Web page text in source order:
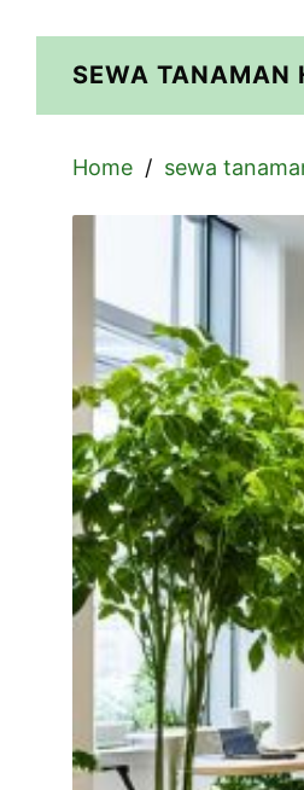
SEWA TANAMAN
Home sewa